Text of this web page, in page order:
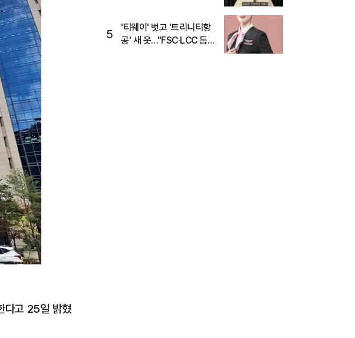
다고 25일 밝혔
5
'티웨이' 벗고 '트리니티항
공' 새 옷…"FSC·LCC 틈